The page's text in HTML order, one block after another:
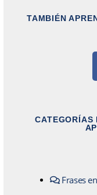
TAMBIÉN
CATEGORÍAS
Frases